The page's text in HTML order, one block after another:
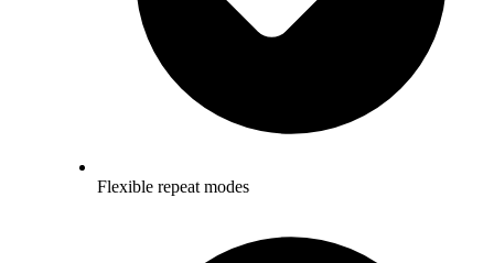
Flexible repeat modes